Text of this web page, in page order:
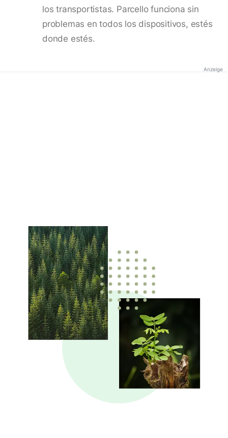
los transportistas. Parcello funciona sin
problemas en todos los dispositivos, estés
donde estés.
Anzeige